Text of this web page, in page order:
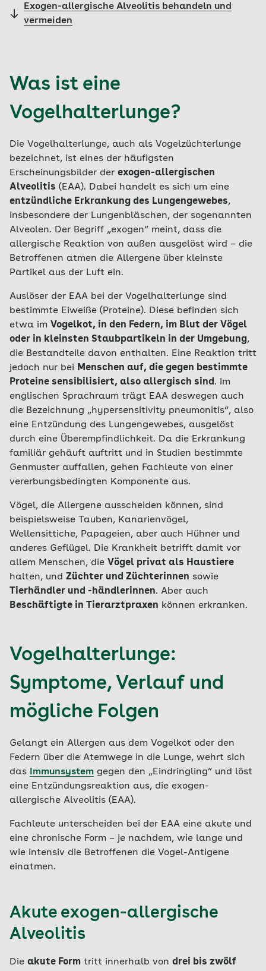
Exogen-allergische Alveolitis behandeln und
vermeiden
Was ist eine
Vogelhalterlunge?
Die Vogelhalterlunge, auch als Vogelzüchterlunge
bezeichnet, ist eines der häufigsten
Erscheinungsbilder der exogen-allergischen
Alveolitis (EAA). Dabei handelt es sich um eine
entzündliche Erkrankung des Lungengewebes,
insbesondere der Lungenbläschen, der sogenannten
Alveolen. Der Begriff „exogen“ meint, dass die
allergische Reaktion von außen ausgelöst wird – die
Betroffenen atmen die Allergene über kleinste
Partikel aus der Luft ein.
Auslöser der EAA bei der Vogelhalterlunge sind
bestimmte Eiweiße (Proteine). Diese befinden sich
etwa im Vogelkot, in den Federn, im Blut der Vögel
oder in kleinsten Staubpartikeln in der Umgebung,
die Bestandteile davon enthalten. Eine Reaktion tritt
jedoch nur bei Menschen auf, die gegen bestimmte
Proteine sensibilisiert, also allergisch sind . Im
englischen Sprachraum trägt EAA deswegen auch
die Bezeichnung „hypersensitivity pneumonitis“, also
eine Entzündung des Lungengewebes, ausgelöst
durch eine Überempfindlichkeit. Da die Erkrankung
familiär gehäuft auftritt und in Studien bestimmte
Genmuster auffallen, gehen Fachleute von einer
vererbungsbedingten Komponente aus.
Vögel, die Allergene ausscheiden können, sind
beispielsweise Tauben, Kanarienvögel,
Wellensittiche, Papageien, aber auch Hühner und
anderes Geflügel. Die Krankheit betrifft damit vor
allem Menschen, die Vögel privat als Haustiere
halten, und Züchter und Züchterinnen sowie
Tierhändler und -händlerinnen. Aber auch
Beschäftigte in Tierarztpraxen können erkranken.
Vogelhalterlunge:
Symptome, Verlauf und
mögliche Folgen
Gelangt ein Allergen aus dem Vogelkot oder den
Federn über die Atemwege in die Lunge, wehrt sich
das
Immunsystem gegen den „Eindringling“ und löst
eine Entzündungsreaktion aus, die exogen-
allergische Alveolitis (EAA).
Fachleute unterscheiden bei der EAA eine akute und
eine chronische Form – je nachdem, wie lange und
wie intensiv die Betroffenen die Vogel-Antigene
einatmen.
Akute exogen-allergische
Alveolitis
Die akute Form tritt innerhalb von drei bis zwölf